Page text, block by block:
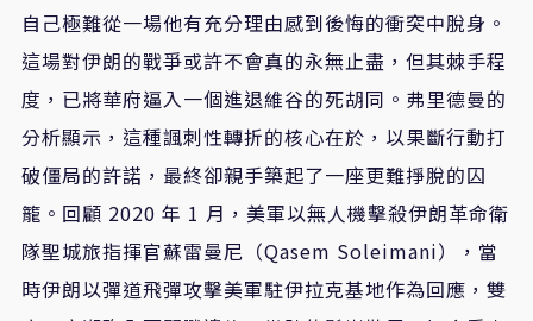
自己極難從一場他有充分理由感到後悔的衝突中脫身。
這場對伊朗的戰爭或許不會真的永無止盡，但其棘手程
度，已將華府逼入一個進退維谷的死胡同。弗里德曼的
分析顯示，這種諷刺性轉折的核心在於，以果斷行動打
破僵局的許諾，最終卻親手築起了一座更難掙脫的囚
籠。回顧 2020 年 1 月，美軍以無人機擊殺伊朗革命衛
隊聖城旅指揮官蘇雷曼尼（Qasem Soleimani），當
時伊朗以彈道飛彈攻擊美軍駐伊拉克基地作為回應，雙